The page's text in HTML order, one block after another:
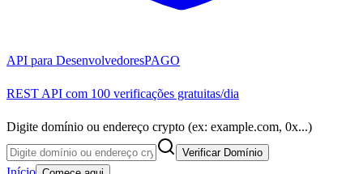
API para DesenvolvedoresPAGO
REST API com 100 verificações gratuitas/dia
Digite domínio ou endereço crypto (ex: example.com, 0x...)
Verificar Domínio